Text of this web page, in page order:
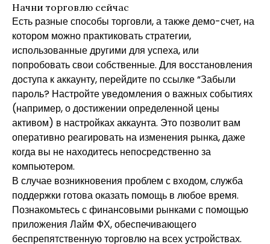
Начни торговлю сейчас
Есть разные способы торговли, а также демо-счет, на
котором можно практиковать стратегии,
использованные другими для успеха, или
попробовать свои собственные. Для восстановления
доступа к аккаунту, перейдите по ссылке “Забыли
пароль? Настройте уведомления о важных событиях
(например, о достижении определенной цены
активом) в настройках аккаунта. Это позволит вам
оперативно реагировать на изменения рынка, даже
когда вы не находитесь непосредственно за
компьютером.
В случае возникновения проблем с входом, служба
поддержки готова оказать помощь в любое время.
Познакомьтесь с финансовыми рынками с помощью
приложения Лайм ФХ, обеспечивающего
беспрепятственную торговлю на всех устройствах.